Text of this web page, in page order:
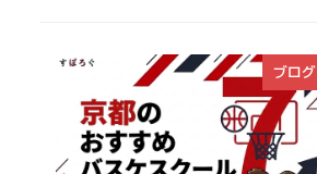
ブログ